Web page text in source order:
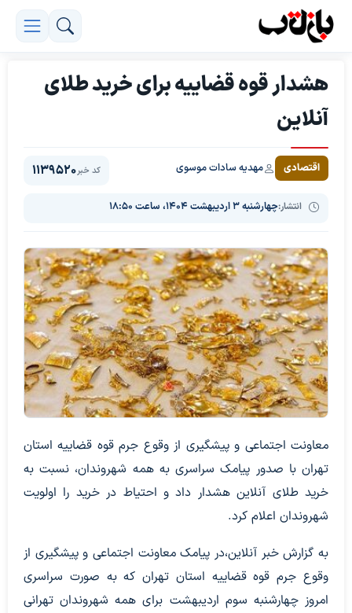
هشدار قوه قضاییه برای خرید طلای
آنلاین
اقتصادی مهدیه سادات موسوی
انتشار:چهارشنبه ۳ اردیبهشت ۱۴۰۴، ساعت ۱۸:۵۰
کد خبر1139520
معاونت اجتماعی و پیشگیری از وقوع جرم قوه قضاییه استان
تهران با صدور پیامک سراسری به همه شهروندان، نسبت به
خرید طلای آنلاین هشدار داد و احتیاط در خرید را اولویت
شهروندان اعلام کرد.
به گزارش خبر آنلاین،در پیامک معاونت اجتماعی و پیشگیری از
وقوع جرم قوه قضاییه استان تهران که به صورت سراسری
امروز چهارشنبه سوم اردیبهشت برای همه شهروندان تهرانی